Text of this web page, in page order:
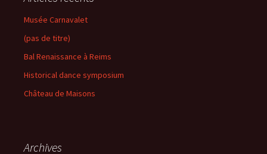
Musée Carnavalet
(pas de titre)
Bal Renaissance à Reims
Historical dance symposium
Château de Maisons
Archives